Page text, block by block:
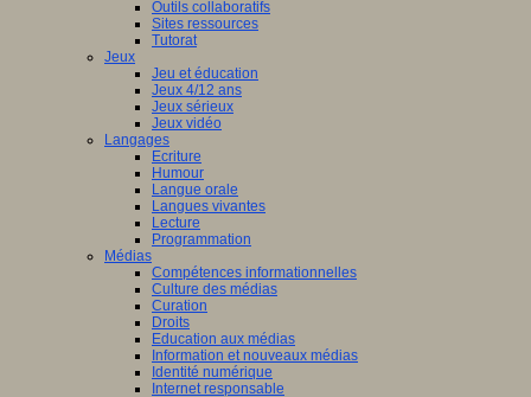
Outils collaboratifs
Sites ressources
Tutorat
Jeux
Jeu et éducation
Jeux 4/12 ans
Jeux sérieux
Jeux vidéo
Langages
Ecriture
Humour
Langue orale
Langues vivantes
Lecture
Programmation
Médias
Compétences informationnelles
Culture des médias
Curation
Droits
Education aux médias
Information et nouveaux médias
Identité numérique
Internet responsable